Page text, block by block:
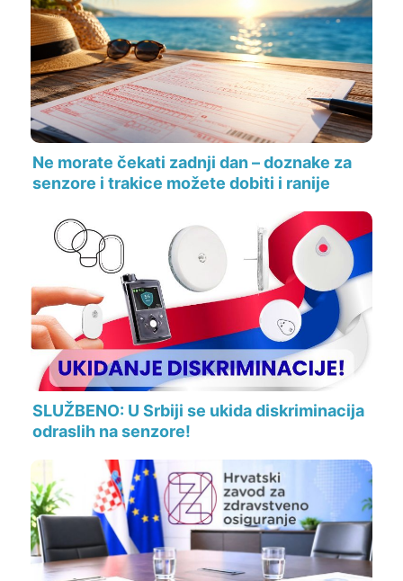
Ne morate čekati zadnji dan – doznake za
senzore i trakice možete dobiti i ranije
SLUŽBENO: U Srbiji se ukida diskriminacija
odraslih na senzore!